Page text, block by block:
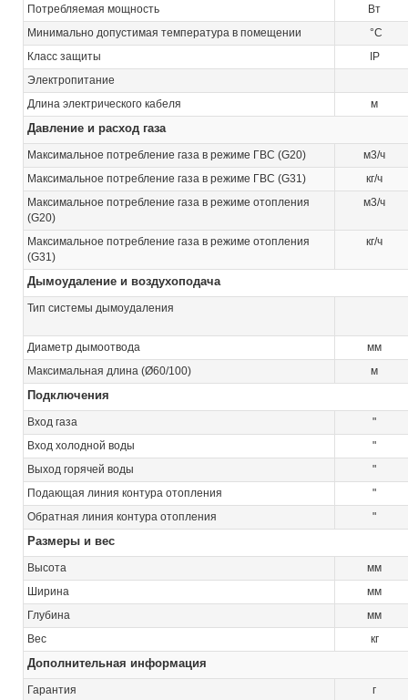
Потребляемая мощность
Вт
Минимально допустимая температура в помещении
°C
Класс защиты
IP
Электропитание
Длина электрического кабеля
м
Давление и расход газа
Максимальное потребление газа в режиме ГВС (G20)
м3/ч
Максимальное потребление газа в режиме ГВС (G31)
кг/ч
Максимальное потребление газа в режиме отопления
(G20)
м3/ч
Максимальное потребление газа в режиме отопления
(G31)
кг/ч
Дымоудаление и воздухоподача
Тип системы дымоудаления
Диаметр дымоотвода
мм
Максимальная длина (Ø60/100)
м
Подключения
Вход газа
"
Вход холодной воды
"
Выход горячей воды
"
Подающая линия контура отопления
"
Обратная линия контура отопления
"
Размеры и вес
Высота
мм
Ширина
мм
Глубина
мм
Вес
кг
Дополнительная информация
Гарантия
г